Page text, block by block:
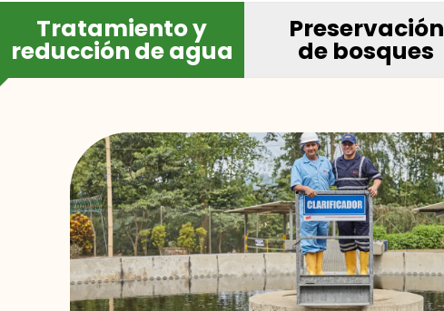
Tratamiento y
reducción de agua
Preservación
de bosques